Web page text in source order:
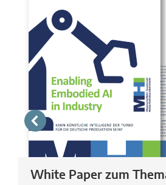
White Paper zum